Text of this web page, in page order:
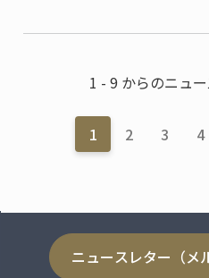
1 - 9 からのニュ
1 2 3 4
ニュースレター（メ